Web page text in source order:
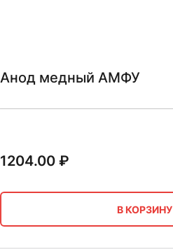
Анод медный АМФУ
1204.00₽
В КОРЗИНУ